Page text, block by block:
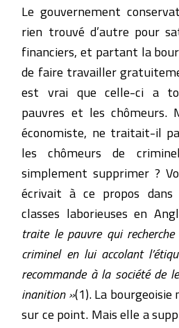
Le gouvernement
rien trouvé d’autre pour
financiers, et partant la
de faire travailler
est vrai que celle-ci a
pauvres et les chômeurs.
économiste, ne traitait-il
les chômeurs de
simplement supprimer ?
écrivait à ce propos
classes laborieuses en
traite le pauvre qui
criminel en lui accolant
recommande à la société de
inanition »(1). La bourgeoisie
sur ce point. Mais elle a